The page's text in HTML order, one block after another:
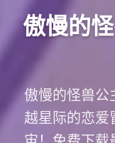
傲慢的
傲慢的怪兽公
越星际的恋爱